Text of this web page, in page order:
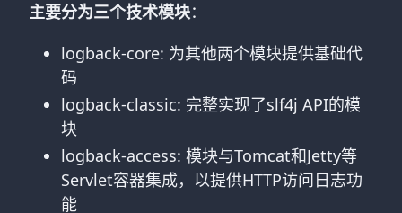
主要分为三个技术模块：
logback-core: 为其他两个模块提供基础代
码
logback-classic: 完整实现了slf4j API的模
块
logback-access: 模块与Tomcat和Jetty等
Servlet容器集成，以提供HTTP访问日志功
能